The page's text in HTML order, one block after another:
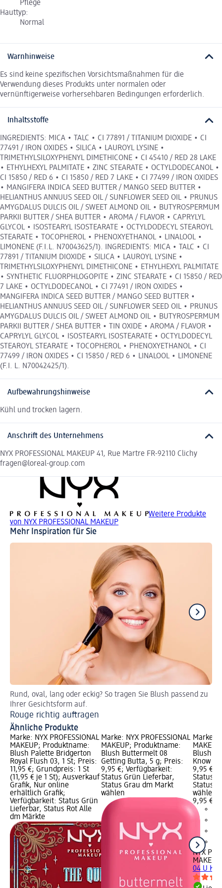
Pflege
Hauttyp:
Normal
Warnhinweise
Es sind keine spezifischen Vorsichtsmaßnahmen für die
Verwendung dieses Produkts unter normalen oder
vernünftigerweise vorhersehbaren Bedingungen erforderlich.
Inhaltsstoffe
INGREDIENTS: MICA • TALC • CI 77891 / TITANIUM DIOXIDE • CI
77491 / IRON OXIDES • SILICA • LAUROYL LYSINE •
TRIMETHYLSILOXYPHENYL DIMETHICONE • CI 45410 / RED 28 LAKE
• ETHYLHEXYL PALMITATE • ZINC STEARATE • OCTYLDODECANOL •
CI 15850 / RED 6 • CI 15850 / RED 7 LAKE • CI 77499 / IRON OXIDES
• MANGIFERA INDICA SEED BUTTER / MANGO SEED BUTTER •
HELIANTHUS ANNUUS SEED OIL / SUNFLOWER SEED OIL • PRUNUS
AMYGDALUS DULCIS OIL / SWEET ALMOND OIL • BUTYROSPERMUM
PARKII BUTTER / SHEA BUTTER • AROMA / FLAVOR • CAPRYLYL
GLYCOL • ISOSTEARYL ISOSTEARATE • OCTYLDODECYL STEAROYL
STEARATE • TOCOPHEROL • PHENOXYETHANOL • LINALOOL •
LIMONENE (F.I.L. N70043625/1). INGREDIENTS: MICA • TALC • CI
77891 / TITANIUM DIOXIDE • SILICA • LAUROYL LYSINE •
TRIMETHYLSILOXYPHENYL DIMETHICONE • ETHYLHEXYL PALMITATE
• SYNTHETIC FLUORPHLOGOPITE • ZINC STEARATE • CI 15850 / RED
7 LAKE • OCTYLDODECANOL • CI 77491 / IRON OXIDES •
MANGIFERA INDICA SEED BUTTER / MANGO SEED BUTTER •
HELIANTHUS ANNUUS SEED OIL / SUNFLOWER SEED OIL • PRUNUS
AMYGDALUS DULCIS OIL / SWEET ALMOND OIL • BUTYROSPERMUM
PARKII BUTTER / SHEA BUTTER • TIN OXIDE • AROMA / FLAVOR •
CAPRYLYL GLYCOL • ISOSTEARYL ISOSTEARATE • OCTYLDODECYL
STEAROYL STEARATE • TOCOPHEROL • PHENOXYETHANOL • CI
77499 / IRON OXIDES • CI 15850 / RED 6 • LINALOOL • LIMONENE
(F.I. L. N70042425/1).
Aufbewahrungshinweise
Kühl und trocken lagern.
Anschrift des Unternehmens
NYX PROFESSIONAL MAKEUP 41, Rue Martre FR-92110 Clichy
fragen@loreal-group.com
Weitere Produkte
von NYX PROFESSIONAL MAKEUP
Mehr Inspiration für Sie
Rund, oval, lang oder eckig? So tragen Sie Blush passend zu
Ihrer Gesichtsform auf.
Rouge richtig auftragen
Ähnliche Produkte
Marke: NYX PROFESSIONAL
MAKEUP; Produktname:
Blush Palette Bridgerton
Royal Flush 03, 1 St; Preis:
11,95 €; Grundpreis: 1 St
(11,95 € je 1 St); Ausverkauf
Grafik, Nur online
erhältlich Grafik;
Verfügbarkeit: Status Grün
Lieferbar, Status Rot Alle
dm Märkte
Marke: NYX PROFESSIONAL
MAKEUP; Produktname:
Blush Buttermelt 08
Getting Butta, 5 g; Preis:
9,95 €; Verfügbarkeit:
Status Grün Lieferbar,
Status Grau dm Markt
wählen
Marke:
Blush
Know
9,95 €;
Status
Status
wählen
9,95 €
NYX
MAKEUP
04 U